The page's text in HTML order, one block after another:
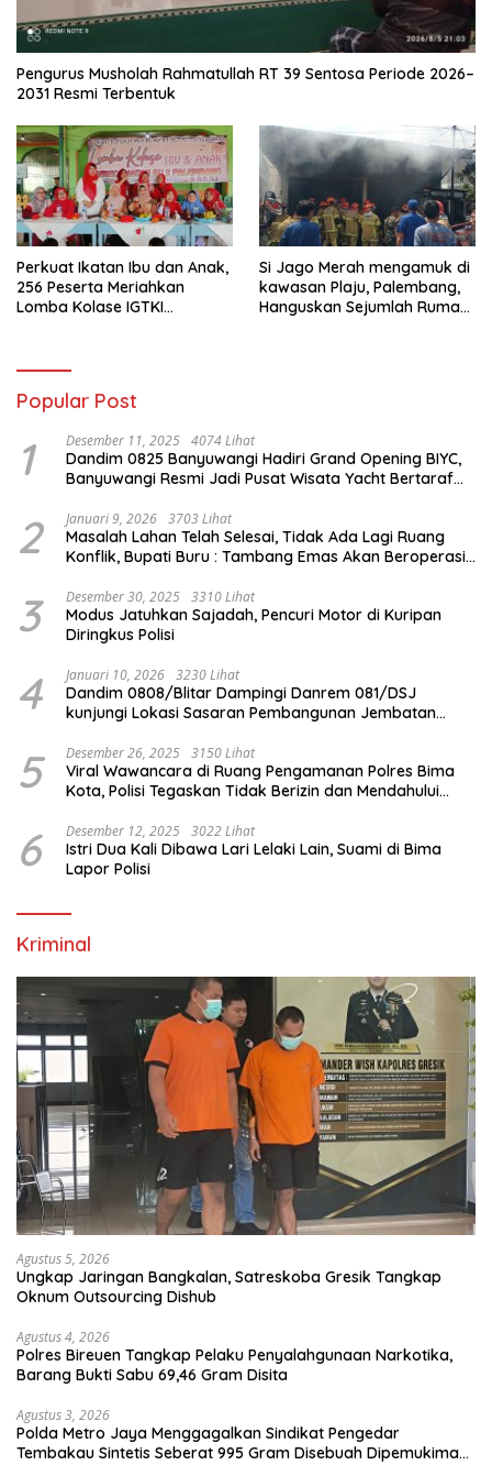
Pengurus Musholah Rahmatullah RT 39 Sentosa Periode 2026–
2031 Resmi Terbentuk
Perkuat Ikatan Ibu dan Anak,
256 Peserta Meriahkan
Lomba Kolase IGTKI
Si Jago Merah mengamuk di
kawasan Plaju, Palembang,
Hanguskan Sejumlah Rumah
Popular Post
1 Desember 11, 2025 4074 Lihat
Dandim 0825 Banyuwangi Hadiri Grand Opening BIYC,
Banyuwangi Resmi Jadi Pusat Wisata Yacht Bertaraf
2 Januari 9, 2026 3703 Lihat
Masalah Lahan Telah Selesai, Tidak Ada Lagi Ruang
Konflik, Bupati Buru : Tambang Emas Akan Beroperasi
3 Desember 30, 2025 3310 Lihat
Modus Jatuhkan Sajadah, Pencuri Motor di Kuripan
Diringkus Polisi
4 Januari 10, 2026 3230 Lihat
Dandim 0808/Blitar Dampingi Danrem 081/DSJ
kunjungi Lokasi Sasaran Pembangunan Jembatan
5 Desember 26, 2025 3150 Lihat
Viral Wawancara di Ruang Pengamanan Polres Bima
Kota, Polisi Tegaskan Tidak Berizin dan Mendahului
6 Desember 12, 2025 3022 Lihat
Istri Dua Kali Dibawa Lari Lelaki Lain, Suami di Bima
Lapor Polisi
Kriminal
Agustus 5, 2026
Ungkap Jaringan Bangkalan, Satreskoba Gresik Tangkap
Oknum Outsourcing Dishub
Agustus 4, 2026
Polres Bireuen Tangkap Pelaku Penyalahgunaan Narkotika,
Barang Bukti Sabu 69,46 Gram Disita
Agustus 3, 2026
Polda Metro Jaya Menggagalkan Sindikat Pengedar
Tembakau Sintetis Seberat 995 Gram Disebuah Dipemukiman